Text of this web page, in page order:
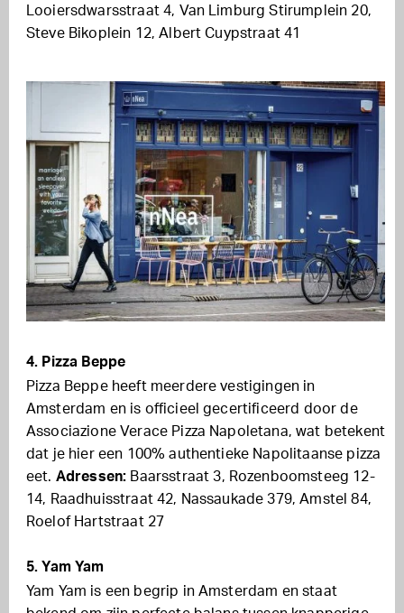
Looiersdwarsstraat 4, Van Limburg Stirumplein 20,
Steve Bikoplein 12, Albert Cuypstraat 41
4. Pizza Beppe
Pizza Beppe heeft meerdere vestigingen in
Amsterdam en is officieel gecertificeerd door de
Associazione Verace Pizza Napoletana, wat betekent
dat je hier een 100% authentieke Napolitaanse pizza
eet. Adressen: Baarsstraat 3, Rozenboomsteeg 12-
14, Raadhuisstraat 42, Nassaukade 379, Amstel 84,
Roelof Hartstraat 27
5. Yam Yam
Yam Yam is een begrip in Amsterdam en staat